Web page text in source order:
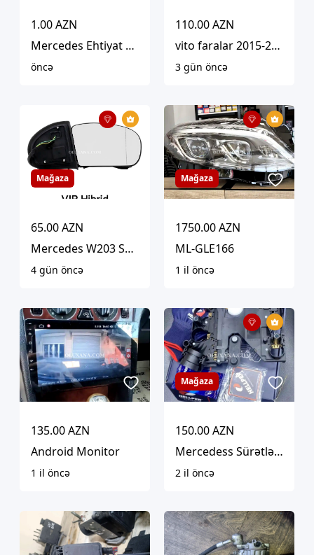
1.00 AZN
Mercedes Ehtiyat Hissələri Güzgü Güzgü Şüşələri
öncə
110.00 AZN
vito faralar 2015-2020 6398200164 6398200264
3 gün öncə
Mağaza
65.00 AZN
Mercedes W203 Sağ Yan Güzgü
4 gün öncə
Mağaza
1750.00 AZN
ML-GLE166
1 il öncə
135.00 AZN
Android Monitor
1 il öncə
Mağaza
150.00 AZN
Mercedess Sürətlər qutusunun beyni
2 il öncə